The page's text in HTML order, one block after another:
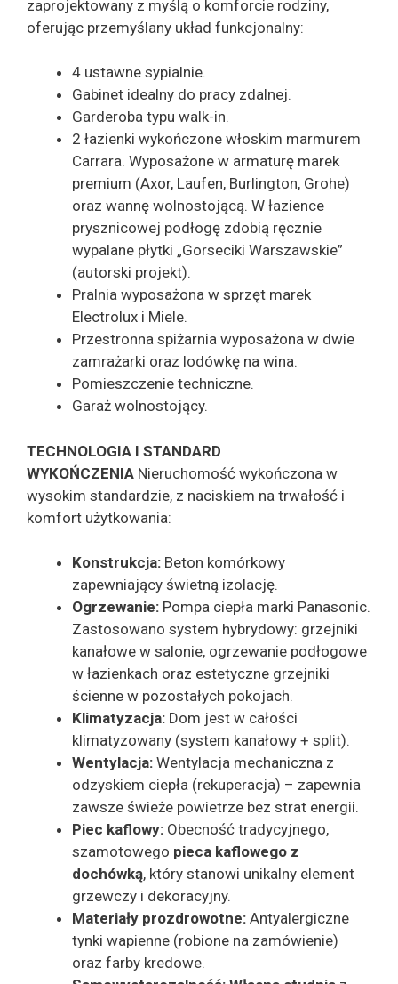
zaprojektowany z myślą o komforcie rodziny,
oferując przemyślany układ funkcjonalny:
4 ustawne sypialnie.
Gabinet idealny do pracy zdalnej.
Garderoba typu walk-in.
2 łazienki wykończone włoskim marmurem
Carrara. Wyposażone w armaturę marek
premium (Axor, Laufen, Burlington, Grohe)
oraz wannę wolnostojącą. W łazience
prysznicowej podłogę zdobią ręcznie
wypalane płytki „Gorseciki Warszawskie”
(autorski projekt).
Pralnia wyposażona w sprzęt marek
Electrolux i Miele.
Przestronna spiżarnia wyposażona w dwie
zamrażarki oraz lodówkę na wina.
Pomieszczenie techniczne.
Garaż wolnostojący.
TECHNOLOGIA I STANDARD
WYKOŃCZENIA Nieruchomość wykończona w
wysokim standardzie, z naciskiem na trwałość i
komfort użytkowania:
Konstrukcja: Beton komórkowy
zapewniający świetną izolację.
Ogrzewanie: Pompa ciepła marki Panasonic.
Zastosowano system hybrydowy: grzejniki
kanałowe w salonie, ogrzewanie podłogowe
w łazienkach oraz estetyczne grzejniki
ścienne w pozostałych pokojach.
Klimatyzacja: Dom jest w całości
klimatyzowany (system kanałowy + split).
Wentylacja: Wentylacja mechaniczna z
odzyskiem ciepła (rekuperacja) – zapewnia
zawsze świeże powietrze bez strat energii.
Piec kaflowy: Obecność tradycyjnego,
szamotowego pieca kaflowego z
dochówką, który stanowi unikalny element
grzewczy i dekoracyjny.
Materiały prozdrowotne: Antyalergiczne
tynki wapienne (robione na zamówienie)
oraz farby kredowe.